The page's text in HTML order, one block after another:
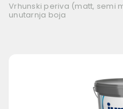
Vrhunski periva (matt, semi
unutarnja boja